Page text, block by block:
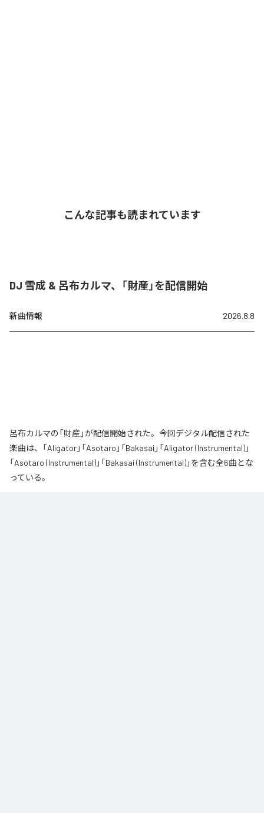
こんな記事も読まれています
DJ 雪成 & 呂布カルマ、「財産」を配信開始
新曲情報 2026.8.8
呂布カルマの「財産」が配信開始された。今回デジタル配信された
楽曲は、「Aligator」「Asotaro」「Bakasai」「Aligator (Instrumental)」
「Asotaro (Instrumental)」「Bakasai (Instrumental)」を含む全6曲とな
っている。